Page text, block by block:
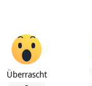
Überrascht